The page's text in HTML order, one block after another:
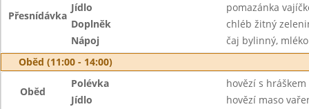
Přesnídávka
Jídlo
pomazánka
Doplněk
chléb žitný
Nápoj
čaj bylinný, mléko
Oběd (11:00 - 14:00)
Oběd
Polévka
hovězí s hráškem
Jídlo
hovězí maso